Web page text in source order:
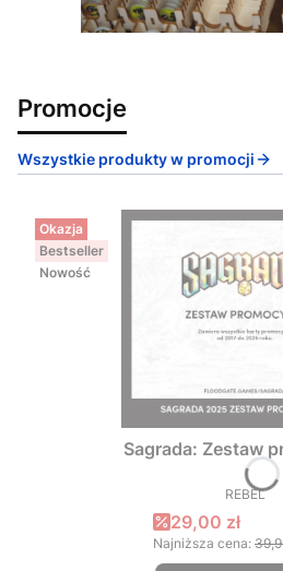
Promocje
Wszystkie produkty w promocji
Okazja
Bestseller
Nowość
Sagrada: Zestaw
REBEL
Cena
29,00 zł
Najniższa cena: